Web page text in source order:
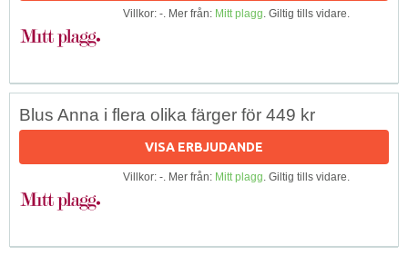
Villkor: -. Mer från: Mitt plagg. Giltig tills vidare.
Blus Anna i flera olika färger för 449 kr
VISA ERBJUDANDE
Villkor: -. Mer från: Mitt plagg. Giltig tills vidare.